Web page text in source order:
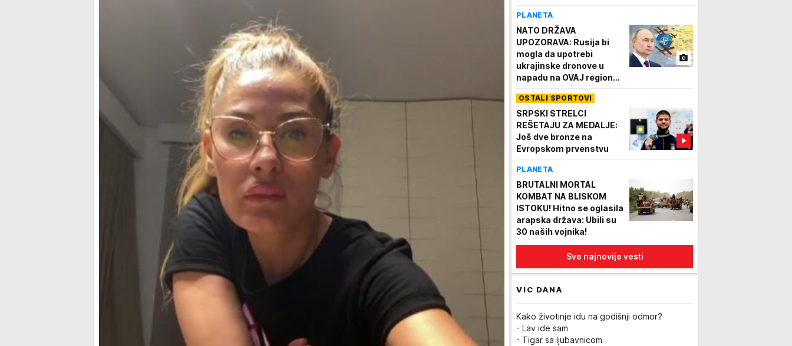
PLANETA
NATO DRŽAVA
UPOZORAVA: Rusija bi
mogla da upotrebi
ukrajinske dronove u
napadu na OVAJ region
OSTALI SPORTOVI
SRPSKI STRELCI
REŠETAJU ZA MEDALJE:
Još dve bronze na
Evropskom prvenstvu
PLANETA
BRUTALNI MORTAL
KOMBAT NA BLISKOM
ISTOKU! Hitno se oglasila
arapska država: Ubili su
30 naših vojnika!
Sve najnovije vesti
VIC DANA
Kako životinje idu na godišnji odmor?
- Lav ide sam
- Tigar sa ljubavnicom